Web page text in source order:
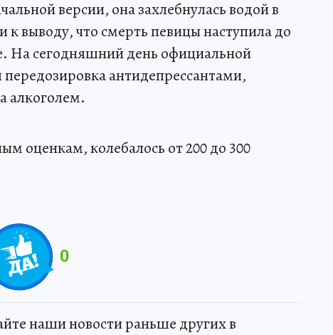
версии, она захлебнулась водой в
выводу, что смерть певицы наступила до
На сегодняшний день официальной
антидепрессантами,
алкоголем.
оценкам, колебалось от 200 до 300
0
наши новости раньше других в